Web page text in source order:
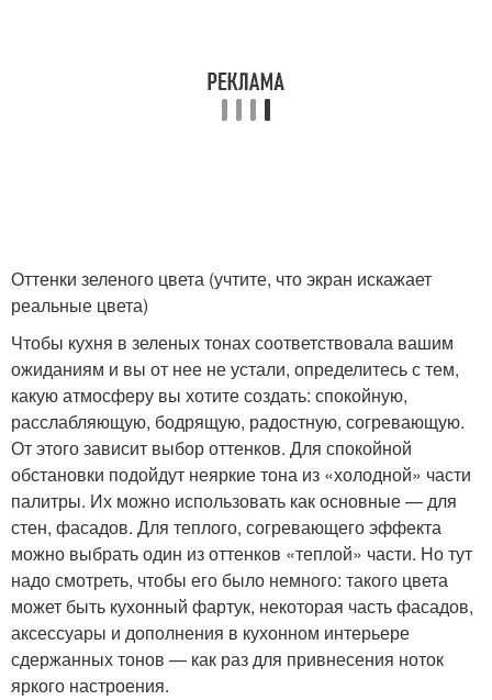
Оттенки зеленого цвета (учтите, что экран искажает
реальные цвета)
Чтобы кухня в зеленых тонах соответствовала вашим
ожиданиям и вы от нее не устали, определитесь с тем,
какую атмосферу вы хотите создать: спокойную,
расслабляющую, бодрящую, радостную, согревающую.
От этого зависит выбор оттенков. Для спокойной
обстановки подойдут неяркие тона из «холодной» части
палитры. Их можно использовать как основные — для
стен, фасадов. Для теплого, согревающего эффекта
можно выбрать один из оттенков «теплой» части. Но тут
надо смотреть, чтобы его было немного: такого цвета
может быть кухонный фартук, некоторая часть фасадов,
аксессуары и дополнения в кухонном интерьере
сдержанных тонов — как раз для привнесения ноток
яркого настроения.